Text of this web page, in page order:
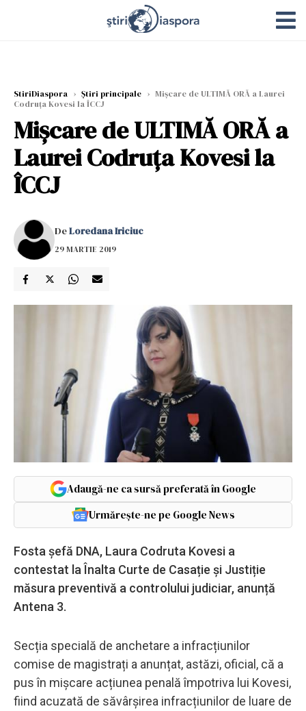
StiriDiaspora › Știri principale › Mișcare de ULTIMĂ ORĂ a Laurei
Codruța Kovesi la ÎCCJ
Mișcare de ULTIMĂ ORĂ a
Laurei Codruța Kovesi la
ÎCCJ
DeLoredana Iriciuc
29 MARTIE 2019
Adaugă-ne ca sursă preferată în Google
Urmărește-ne pe Google News
Fosta șefă DNA, Laura Codruta Kovesi a
contestat la Înalta Curte de Casație și Justiție
măsura preventivă a controlului judiciar, anunță
Antena 3.
Secția specială de anchetare a infracțiunilor
comise de magistrați a anunțat, astăzi, oficial, că a
pus în mișcare acțiunea penală împotriva lui Kovesi,
fiind acuzată de săvârșirea infracțiunilor de luare de